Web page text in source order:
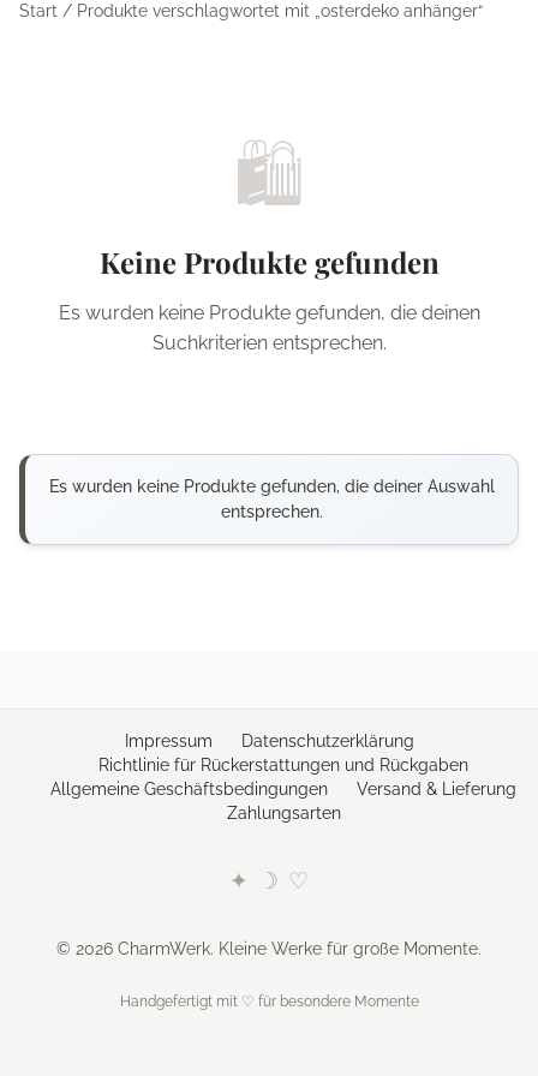
Start / Produkte verschlagwortet mit „osterdeko anhänger“
🛍️
Keine Produkte gefunden
Es wurden keine Produkte gefunden, die deinen
Suchkriterien entsprechen.
Es wurden keine Produkte gefunden, die deiner Auswahl
entsprechen.
Impressum
Datenschutzerklärung
Richtlinie für Rückerstattungen und Rückgaben
Allgemeine Geschäftsbedingungen
Versand & Lieferung
Zahlungsarten
✦ ☽ ♡
© 2026 CharmWerk. Kleine Werke für große Momente.
Handgefertigt mit ♡ für besondere Momente